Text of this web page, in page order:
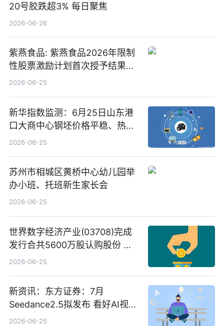
20号胶跌超3% 每日聚焦
2026-06-26
紫燕食品: 紫燕食品2026年限制
性股票激励计划首次授予结果公
告-微资讯
2026-06-25
新华指数监测：6月25日山东港
口大商中心钢坯价格平稳、热轧
C料价格微幅下跌
2026-06-25
苏州市相城区黄桥中心幼儿园举
办小班、托班新生家长会
2026-06-25
世界数字经济产业(03708)完成
发行合共5600万股认购股份 净
筹约1007万港元 独家焦点
2026-06-25
新资讯：东方证券：7月
Seedance2.5拟发布 看好AI视频
创作工作流进一步提效
2026-06-25